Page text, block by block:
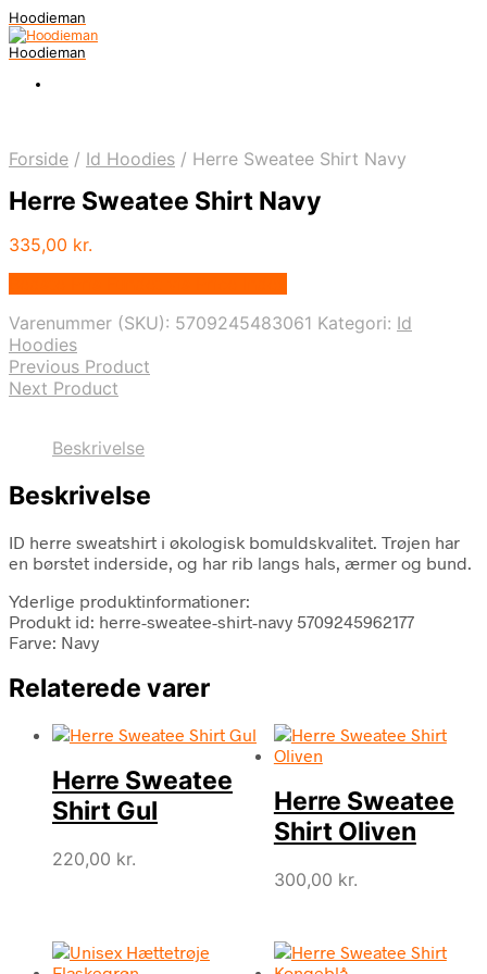
Hoodieman
Hoodieman
Forside / Id Hoodies / Herre Sweatee Shirt Navy
Herre Sweatee Shirt Navy
335,00 kr.
Varenummer (SKU): 5709245483061 Kategori: Id
Hoodies
Previous Product
Next Product
Beskrivelse
Beskrivelse
ID herre sweatshirt i økologisk bomuldskvalitet. Trøjen har
en børstet inderside, og har rib langs hals, ærmer og bund.
Yderlige produktinformationer:
Produkt id: herre-sweatee-shirt-navy 5709245962177
Farve: Navy
Relaterede varer
Herre Sweatee
Shirt Gul
220,00 kr.
Herre Sweatee
Shirt Oliven
300,00 kr.